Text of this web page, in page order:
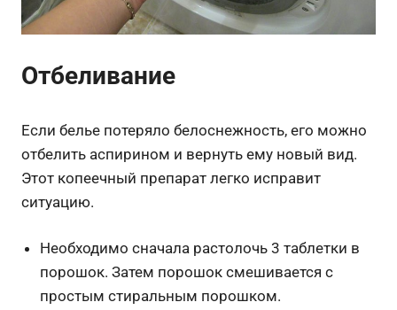
Отбеливание
Если белье потеряло белоснежность, его можно
отбелить аспирином и вернуть ему новый вид.
Этот копеечный препарат легко исправит
ситуацию.
Необходимо сначала растолочь 3 таблетки в
порошок. Затем порошок смешивается с
простым стиральным порошком.